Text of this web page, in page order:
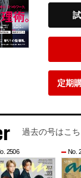
定期
過去の号はこ
2506 No.